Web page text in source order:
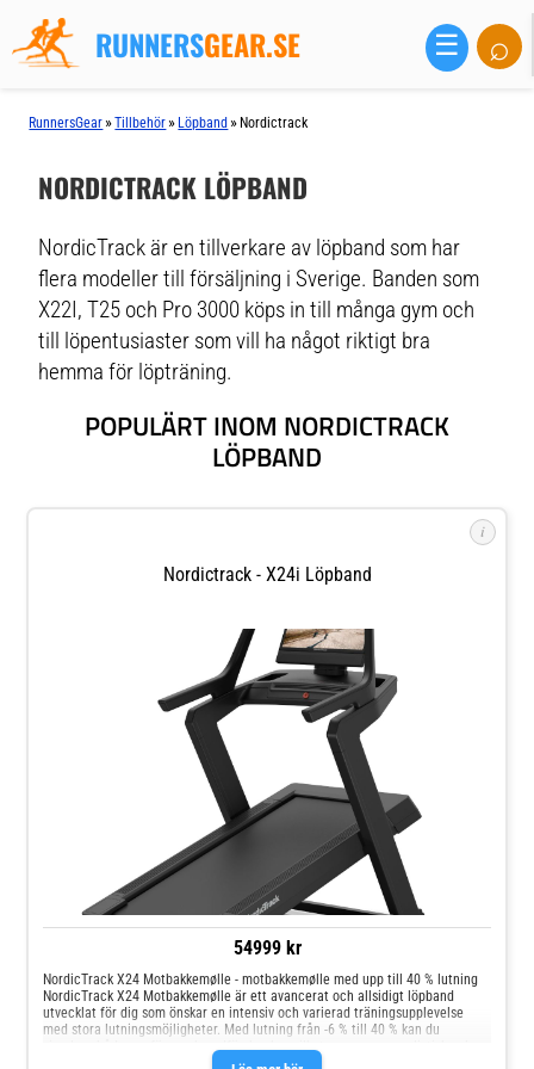
RUNNERSGEAR.SE ☰ ⌕
RunnersGear »Tillbehör » Löpband » Nordictrack
NORDICTRACK LÖPBAND
NordicTrack är en tillverkare av löpband som har
flera modeller till försäljning i Sverige. Banden som
X22I, T25 och Pro 3000 köps in till många gym och
till löpentusiaster som vill ha något riktigt bra
hemma för löpträning.
POPULÄRT INOM NORDICTRACK
LÖPBAND
i
Nordictrack - X24i Löpband
54999 kr
NordicTrack X24 Motbakkemølle - motbakkemølle med upp till 40 % lutning
NordicTrack X24 Motbakkemølle är ett avancerat och allsidigt löpband
utvecklat för dig som önskar en intensiv och varierad träningsupplevelse
med stora lutningsmöjligheter. Med lutning från -6 % till 40 % kan du
utmanande träningsupplevelse.Den kraftfulla 4,25 CHP-motorn levererar